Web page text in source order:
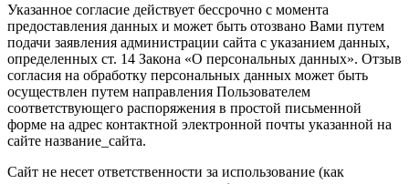
Указанное согласие действует бессрочно с момента
предоставления данных и может быть отозвано Вами путем
подачи заявления администрации сайта с указанием данных,
определенных ст. 14 Закона «О персональных данных». Отзыв
согласия на обработку персональных данных может быть
осуществлен путем направления Пользователем
соответствующего распоряжения в простой письменной
форме на адрес контактной электронной почты указанной на
сайте название_сайта.
Сайт не несет ответственности за использование (как